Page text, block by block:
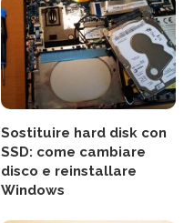
Sostituire hard disk con
SSD: come cambiare
disco e reinstallare
Windows